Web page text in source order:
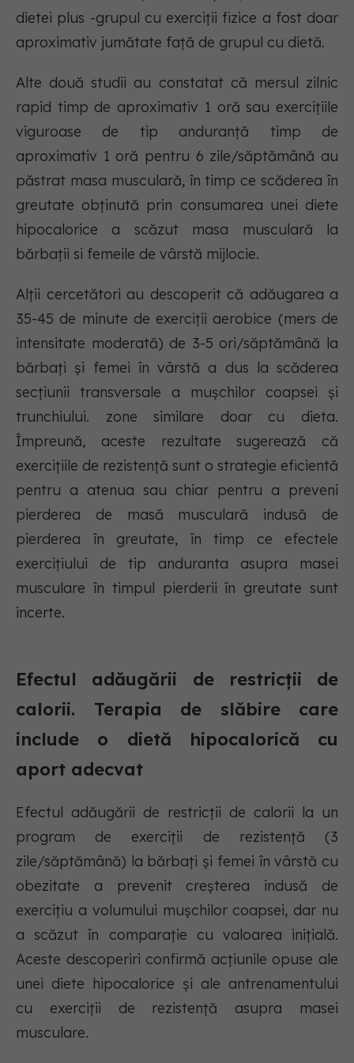
dietei plus -grupul cu exerciții fizice a fost doar
aproximativ jumătate față de grupul cu dietă.
Alte două studii au constatat că mersul zilnic
rapid timp de aproximativ 1 oră sau exercițiile
viguroase de tip anduranță timp de
aproximativ 1 oră pentru 6 zile/săptămână au
păstrat masa musculară, în timp ce scăderea în
greutate obținută prin consumarea unei diete
hipocalorice a scăzut masa musculară la
bărbații si femeile de vârstă mijlocie.
Alții cercetători au descoperit că adăugarea a
35-45 de minute de exerciții aerobice (mers de
intensitate moderată) de 3-5 ori/săptămână la
bărbați și femei în vârstă a dus la scăderea
secțiunii transversale a mușchilor coapsei și
trunchiului. zone similare doar cu dieta.
Împreună, aceste rezultate sugerează că
exercițiile de rezistență sunt o strategie eficientă
pentru a atenua sau chiar pentru a preveni
pierderea de masă musculară indusă de
pierderea în greutate, în timp ce efectele
exercițiului de tip anduranta asupra masei
musculare în timpul pierderii în greutate sunt
incerte.
Efectul adăugării de restricții de
calorii. Terapia de slăbire care
include o dietă hipocalorică cu
aport adecvat
Efectul adăugării de restricții de calorii la un
program de exerciții de rezistență (3
zile/săptămână) la bărbați și femei în vârstă cu
obezitate a prevenit creșterea indusă de
exercițiu a volumului mușchilor coapsei, dar nu
a scăzut în comparație cu valoarea inițială.
Aceste descoperiri confirmă acțiunile opuse ale
unei diete hipocalorice și ale antrenamentului
cu exerciții de rezistență asupra masei
musculare.